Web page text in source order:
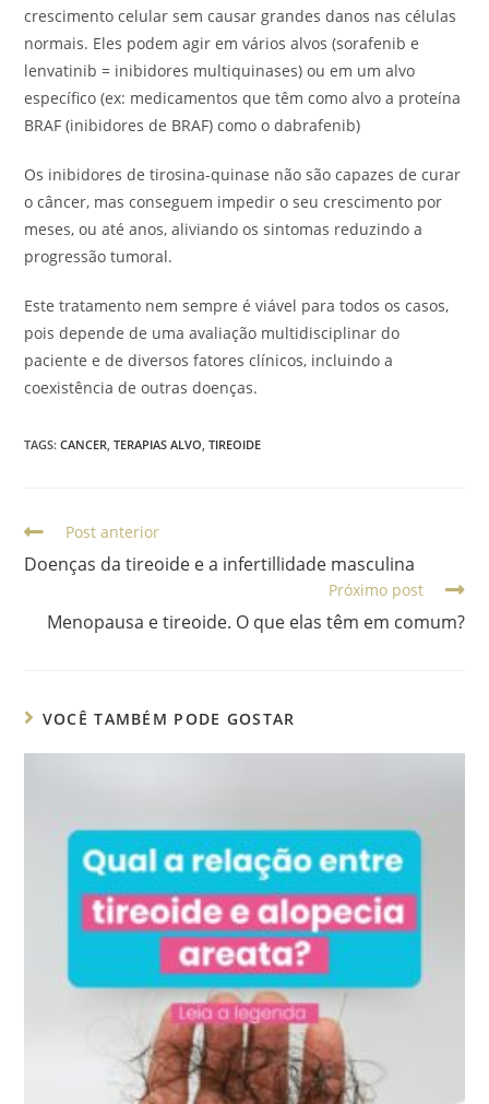
crescimento celular sem causar grandes danos nas células
normais. Eles podem agir em vários alvos (sorafenib e
lenvatinib = inibidores multiquinases) ou em um alvo
específico (ex: medicamentos que têm como alvo a proteína
BRAF (inibidores de BRAF) como o dabrafenib)
Os inibidores de tirosina-quinase não são capazes de curar
o câncer, mas conseguem impedir o seu crescimento por
meses, ou até anos, aliviando os sintomas reduzindo a
progressão tumoral.
Este tratamento nem sempre é viável para todos os casos,
pois depende de uma avaliação multidisciplinar do
paciente e de diversos fatores clínicos, incluindo a
coexistência de outras doenças.
TAGS:CANCER TERAPIAS ALVO TIREOIDE
Post anterior
Doenças da tireoide e a infertillidade masculina
Próximo post
Menopausa e tireoide. O que elas têm em comum?
VOCÊ TAMBÉM PODE GOSTAR